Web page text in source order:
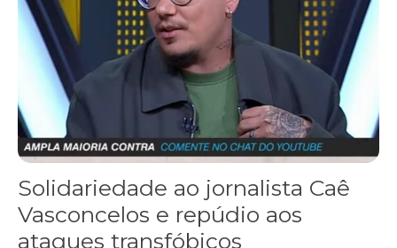
Solidariedade ao jornalista Caê
Vasconcelos e repúdio aos
ataques transfóbicos